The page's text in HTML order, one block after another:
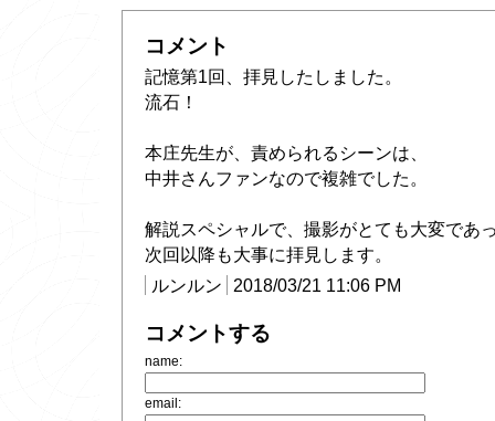
コメント
記憶第1回、拝見したしました。
流石！
本庄先生が、責められるシーンは、
中井さんファンなので複雑でした。
解説スペシャルで、撮影がとても大変であ
次回以降も大事に拝見します。
ルンルン
2018/03/21 11:06 PM
コメントする
name:
email: